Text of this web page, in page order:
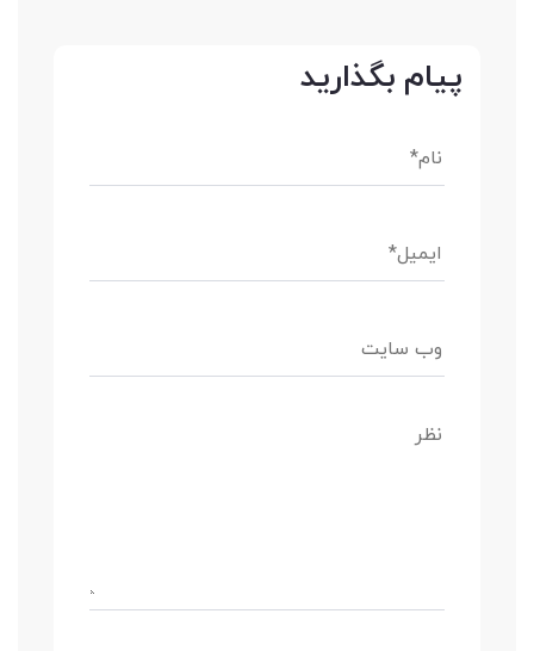
پیام بگذارید